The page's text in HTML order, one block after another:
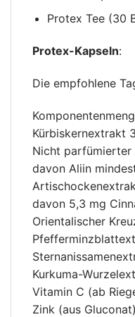
Protex Tee (30
Protex-Kapseln:
Die empfohlene
Kürbiskernextrakt
Nicht parfümierter
davon Aliin
davon 5,3 mg
Orientalischer
Kurkuma-
Vitamin C (ab
Zink (aus